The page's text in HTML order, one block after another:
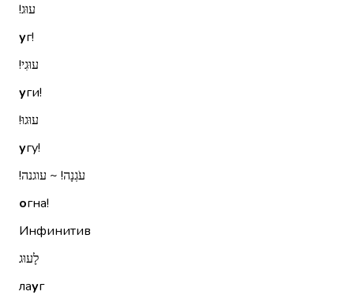
עוּג!‏
уг!
עוּגִי!‏
уги!
עוּגוּ!‏
угу!
עֹגְנָה!‏ ~ עוגנה!‏
огна!
Инфинитив
לָעוּג
лауг